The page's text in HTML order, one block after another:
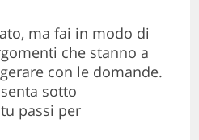
ma fai in modo di
che stanno a
con le domande.
sotto
passi per